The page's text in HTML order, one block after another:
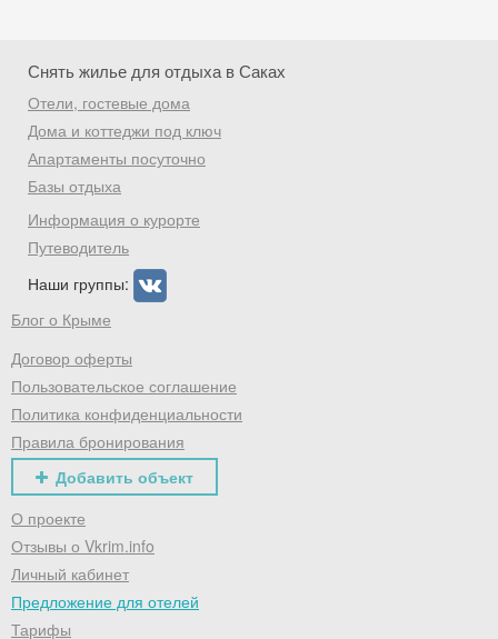
Снять жилье для отдыха в Саках
Отели, гостевые дома
Дома и коттеджи под ключ
Апартаменты посуточно
Базы отдыха
Информация о курорте
Путеводитель
Наши группы:
Блог о Крыме
Договор оферты
Пользовательское соглашение
Политика конфиденциальности
Правила бронирования
Добавить объект
О проекте
Отзывы о Vkrim.info
Личный кабинет
Предложение для отелей
Тарифы
Скидка −5%
Хочешь дешевле? Оставь почту и получи